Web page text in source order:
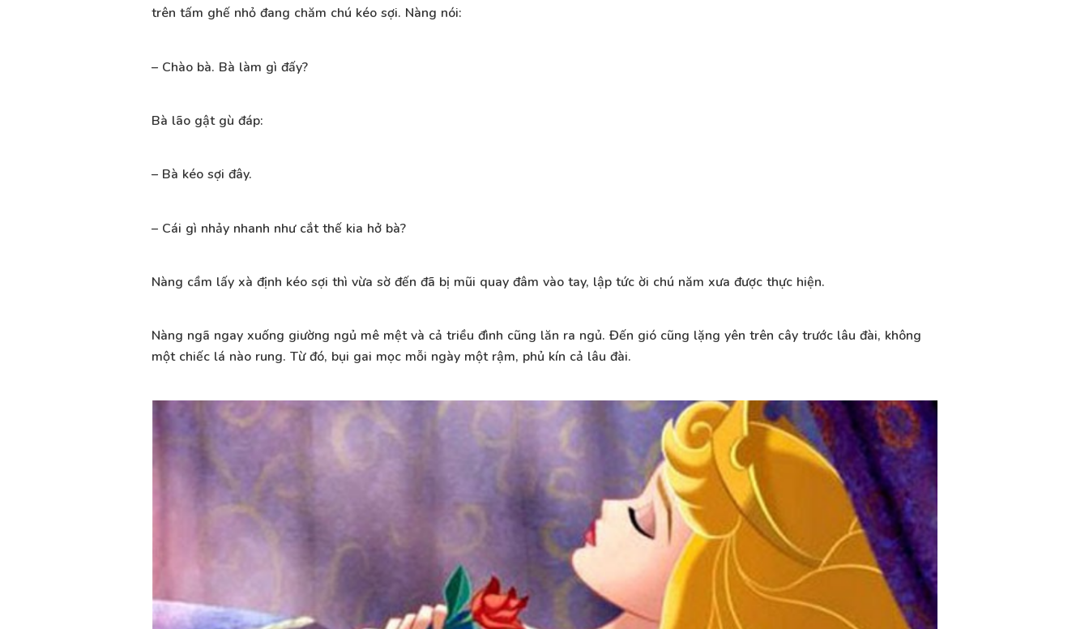
trên tấm ghế nhỏ đang chăm chú kéo sợi. Nàng nói:
– Chào bà. Bà làm gì đấy?
Bà lão gật gù đáp:
– Bà kéo sợi đây.
– Cái gì nhảy nhanh như cắt thế kia hở bà?
Nàng cầm lấy xà định kéo sợi thì vừa sờ đến đã bị mũi quay đâm vào tay, lập tức ời chú năm xưa được thực hiện.
Nàng ngã ngay xuống giường ngủ mê mệt và cả triều đình cũng lăn ra ngủ. Đến gió cũng lặng yên trên cây trước lâu đài, không
một chiếc lá nào rung. Từ đó, bụi gai mọc mỗi ngày một rậm, phủ kín cả lâu đài.